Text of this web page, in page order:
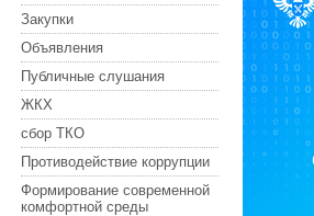
Закупки
Объявления
Публичные слушания
ЖКХ
сбор ТКО
Противодействие коррупции
Формирование современной
комфортной среды